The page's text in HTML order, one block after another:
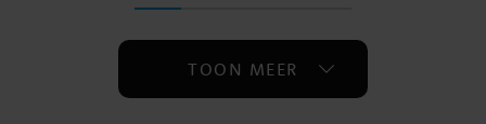
TOON MEER